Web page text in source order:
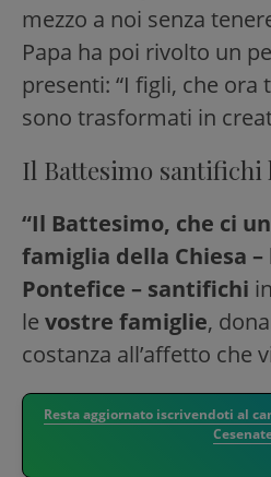
mezzo a noi senza
Papa ha poi rivolto un
presenti: “I figli, che ora
sono trasformati in
Il Battesimo santifichi
“Il Battesimo, che ci
famiglia della Chiesa –
Pontefice – santifichi
le vostre famiglie,
costanza all’affetto che
Resta aggiornato iscrivendoti al